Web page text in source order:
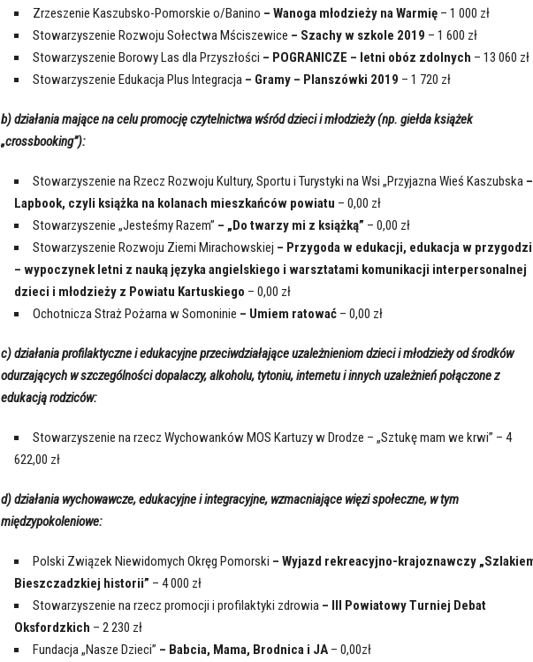
Zrzeszenie Kaszubsko-Pomorskie o/Banino – Wanoga młodzieży na Warmię– 1 000 zł
Stowarzyszenie Rozwoju Sołectwa Mściszewice – Szachy w szkole 2019 – 1 600 zł
Stowarzyszenie Borowy Las dla Przyszłości – POGRANICZE – letni obóz zdolnych – 13 060 zł
Stowarzyszenie Edukacja Plus Integracja – Gramy – Planszówki 2019 – 1 720 zł
b) działania mające na celu promocję czytelnictwa wśród dzieci i młodzieży (np. giełda książek
„crossbooking”):
Stowarzyszenie na Rzecz Rozwoju Kultury, Sportu i Turystyki na Wsi „Przyjazna Wieś Kaszubska –
Lapbook, czyli książka na kolanach mieszkańców powiatu – 0,00 zł
Stowarzyszenie „Jesteśmy Razem” – „Do twarzy mi z książką” – 0,00 zł
Stowarzyszenie Rozwoju Ziemi Mirachowskiej – Przygoda w edukacji, edukacja w
– wypoczynek letni z nauką języka angielskiego i warsztatami komunikacji interpersonalnej
dzieci i młodzieży z Powiatu Kartuskiego – 0,00 zł
Ochotnicza Straż Pożarna w Somoninie – Umiem ratować– 0,00 zł
c) działania profilaktyczne i edukacyjne przeciwdziałające uzależnieniom dzieci i młodzieży od środków
odurzających w szczególności dopalaczy, alkoholu, tytoniu, internetu i innych uzależnień połączone z
edukacją rodziców:
Stowarzyszenie na rzecz Wychowanków MOS Kartuzy w Drodze – „Sztukę mam we krwi” – 4
622,00 zł
d) działania wychowawcze, edukacyjne i integracyjne, wzmacniające więzi społeczne, w tym
międzypokoleniowe:
Polski Związek Niewidomych Okręg Pomorski – Wyjazd rekreacyjno-krajoznawczy
Bieszczadzkiej historii” – 4 000 zł
Stowarzyszenie na rzecz promocji i profilaktyki zdrowia – III Powiatowy Turniej Debat
Oksfordzkich – 2 230 zł
Fundacja „Nasze Dzieci” – Babcia, Mama, Brodnica i JA– 0,00zł